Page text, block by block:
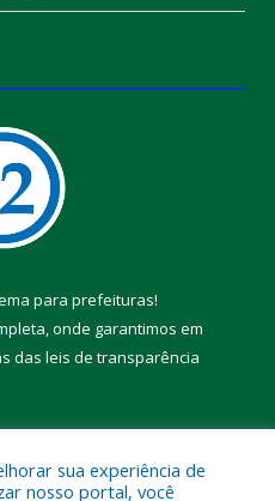
para prefeituras!
onde garantimos em
das leis de transparência
sua experiência de
nosso portal, você